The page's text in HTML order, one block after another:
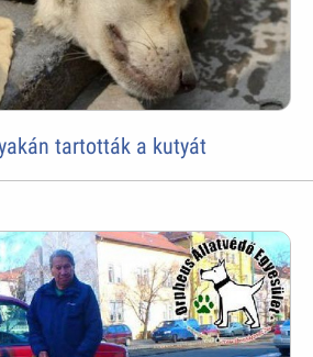
tartották a kutyát